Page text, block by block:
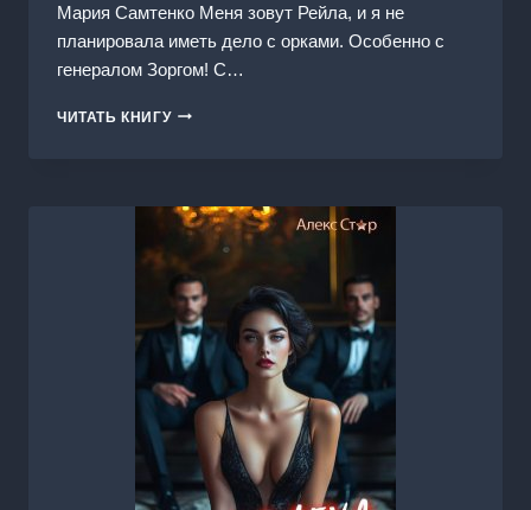
Мария Самтенко Меня зовут Рейла, и я не
планировала иметь дело с орками. Особенно с
генералом Зоргом! С…
ЧИТАТЬ КНИГУКОНТРОЛЬНАЯ